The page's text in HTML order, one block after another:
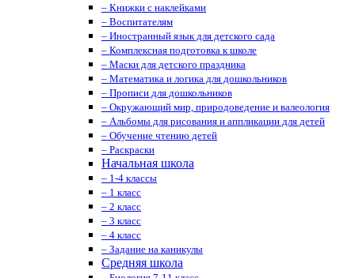
– Книжки с наклейками
– Воспитателям
– Иностранный язык для детского сада
– Комплексная подготовка к школе
– Маски для детского праздника
– Математика и логика для дошкольников
– Прописи для дошкольников
– Окружающий мир, природоведение и валеология
– Альбомы для рисования и аппликации для детей
– Обучение чтению детей
– Раскраски
Начальная школа
– 1-4 классы
– 1 класс
– 2 класс
– 3 класс
– 4 класс
– Задание на каникулы
Средняя школа